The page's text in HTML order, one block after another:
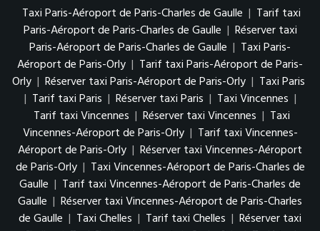
Taxi Paris-Aéroport de Paris-Charles de Gaulle | Tarif taxi
Paris-Aéroport de Paris-Charles de Gaulle | Réserver taxi
Paris-Aéroport de Paris-Charles de Gaulle | Taxi Paris-
Aéroport de Paris-Orly | Tarif taxi Paris-Aéroport de Paris-
Orly | Réserver taxi Paris-Aéroport de Paris-Orly | Taxi Paris
| Tarif taxi Paris | Réserver taxi Paris | Taxi Vincennes |
Tarif taxi Vincennes | Réserver taxi Vincennes | Taxi
Vincennes-Aéroport de Paris-Orly | Tarif taxi Vincennes-
Aéroport de Paris-Orly | Réserver taxi Vincennes-Aéroport
de Paris-Orly | Taxi Vincennes-Aéroport de Paris-Charles de
Gaulle | Tarif taxi Vincennes-Aéroport de Paris-Charles de
Gaulle | Réserver taxi Vincennes-Aéroport de Paris-Charles
de Gaulle | Taxi Chelles | Tarif taxi Chelles | Réserver taxi